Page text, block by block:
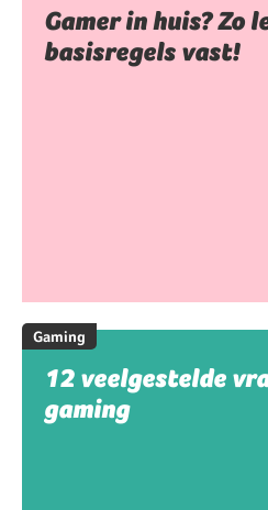
Gamer in huis? Zo
basisregels vast!
Gaming
12 veelgestelde
gaming